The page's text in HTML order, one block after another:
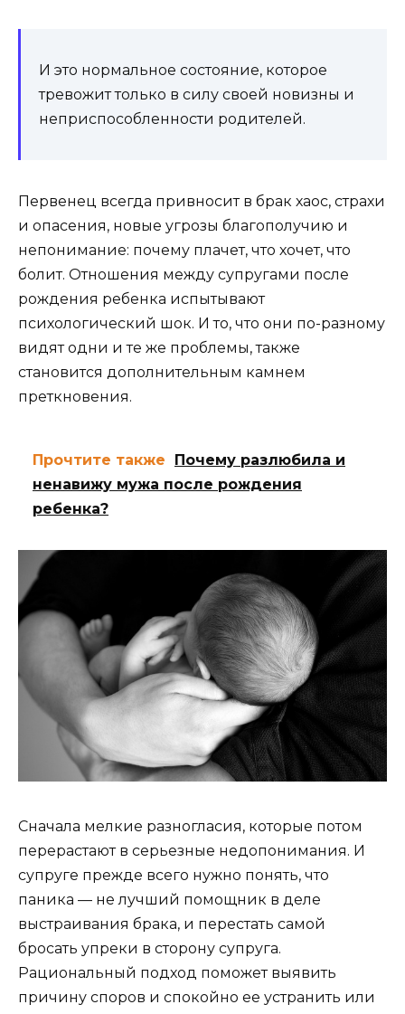
И это нормальное состояние, которое
тревожит только в силу своей новизны и
неприспособленности родителей.
Первенец всегда привносит в брак хаос, страхи
и опасения, новые угрозы благополучию и
непонимание: почему плачет, что хочет, что
болит. Отношения между супругами после
рождения ребенка испытывают
психологический шок. И то, что они по-разному
видят одни и те же проблемы, также
становится дополнительным камнем
преткновения.
Прочтите также
Почему разлюбила и
ненавижу мужа после рождения
ребенка?
Сначала мелкие разногласия, которые потом
перерастают в серьезные недопонимания. И
супруге прежде всего нужно понять, что
паника — не лучший помощник в деле
выстраивания брака, и перестать самой
бросать упреки в сторону супруга.
Рациональный подход поможет выявить
причину споров и спокойно ее устранить или